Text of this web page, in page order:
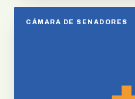
CÁMARA DE SENADORES